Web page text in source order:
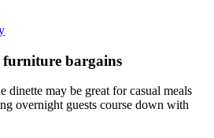
bargains
dinette may be great for casual meals
overnight guests course down with